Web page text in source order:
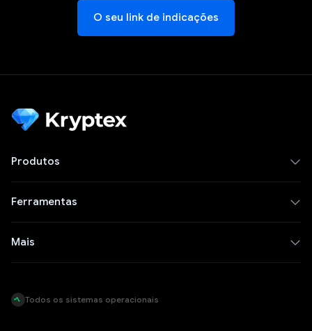
O seu link de indicações
Produtos
Ferramentas
Mais
Todos os sistemas operacionais